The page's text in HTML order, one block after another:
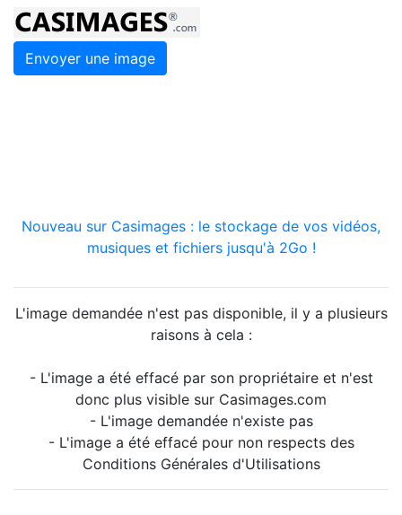
Envoyer une image
Nouveau sur Casimages : le stockage de vos vidéos,
musiques et fichiers jusqu'à 2Go !
L'image demandée n'est pas disponible, il y a plusieurs
raisons à cela :
- L'image a été effacé par son propriétaire et n'est
donc plus visible sur Casimages.com
- L'image demandée n'existe pas
- L'image a été effacé pour non respects des
Conditions Générales d'Utilisations